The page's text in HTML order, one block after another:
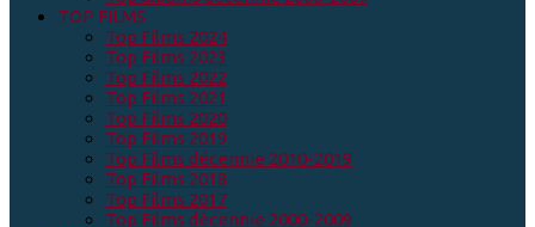
TOP FILMS
Top Films 2024
Top Films 2023
Top Films 2022
Top Films 2021
Top Films 2020
Top Films 2019
Top Films décennie 2010-2019
Top Films 2018
Top Films 2017
Top Films décennie 2000-2009